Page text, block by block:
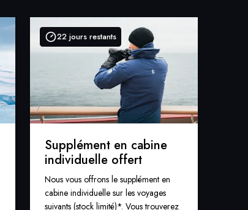
22 jours restants
Supplément en cabine
individuelle offert
Nous vous offrons le supplément en
cabine individuelle sur les voyages
suivants (stock limité)*. Vous trouverez